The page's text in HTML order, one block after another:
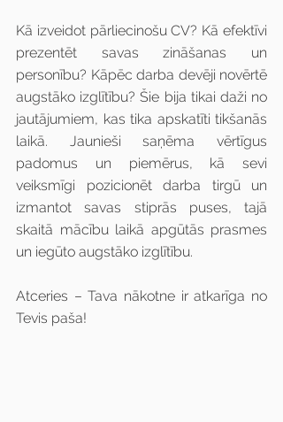
Kā izveidot pārliecinošu CV? Kā efektīvi
prezentēt savas zināšanas un
personību? Kāpēc darba devēji novērtē
augstāko izglītību? Šie bija tikai daži no
jautājumiem, kas tika apskatīti tikšanās
laikā. Jaunieši saņēma vērtīgus
padomus un piemērus, kā sevi
veiksmīgi pozicionēt darba tirgū un
izmantot savas stiprās puses, tajā
skaitā mācību laikā apgūtās prasmes
un iegūto augstāko izglītību.
Atceries – Tava nākotne ir atkarīga no
Tevis paša!